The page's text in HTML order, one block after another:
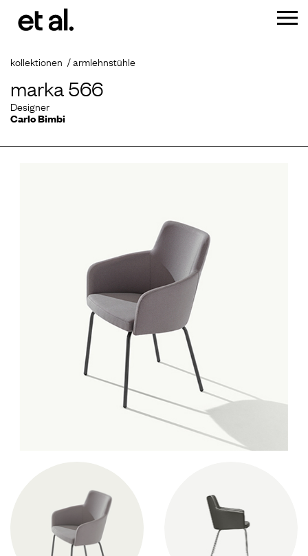
kollektionen armlehnstühle
marka 566
Designer
Carlo Bimbi